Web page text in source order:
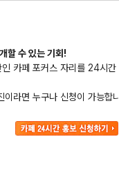
할 수 있는 기회!
카페 포커스 자리를 24시간
이라면 누구나 신청이 가능합